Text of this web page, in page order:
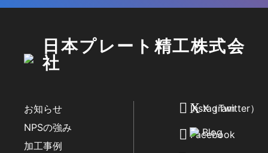
日本プレート精工株式会
社
お知らせ
NPSの強み
加工事例
Instagram
X（Twitter）
Facebook
Blog